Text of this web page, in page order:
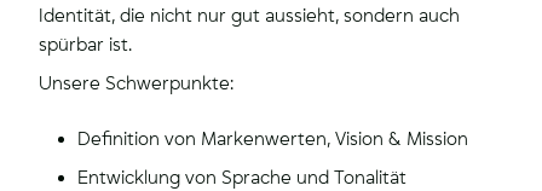
Identität, die nicht nur gut aussieht, sondern auch
spürbar ist.
Unsere Schwerpunkte:
Definition von Markenwerten, Vision & Mission
Entwicklung von Sprache und Tonalität